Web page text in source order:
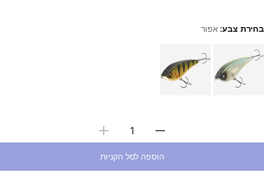
בחירת צבע: אפור
Choose a variant
בחירת כמות
הוספה לסל הקניות